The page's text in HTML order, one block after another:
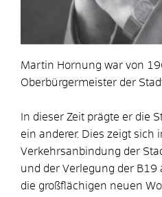
Martin Hornung war von
Oberbürgermeister der
In dieser Zeit prägte er die
ein anderer. Dies zeigt sich
Verkehrsanbindung der
und der Verlegung der B19
die großflächigen neuen